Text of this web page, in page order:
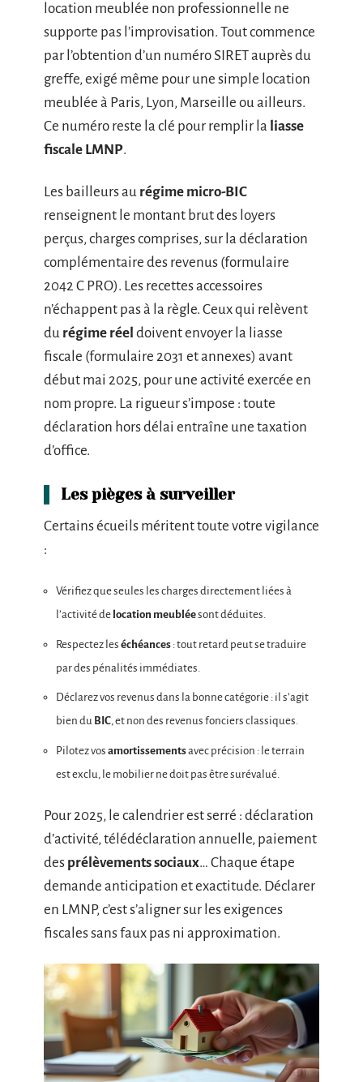
location meublée non professionnelle ne
supporte pas l’improvisation. Tout commence
par l’obtention d’un numéro SIRET auprès du
greffe, exigé même pour une simple location
meublée à Paris, Lyon, Marseille ou ailleurs.
Ce numéro reste la clé pour remplir la liasse
fiscale LMNP.
Les bailleurs au régime micro-BIC
renseignent le montant brut des loyers
perçus, charges comprises, sur la déclaration
complémentaire des revenus (formulaire
2042 C PRO). Les recettes accessoires
n’échappent pas à la règle. Ceux qui relèvent
du régime réel doivent envoyer la liasse
fiscale (formulaire 2031 et annexes) avant
début mai 2025, pour une activité exercée en
nom propre. La rigueur s’impose : toute
déclaration hors délai entraîne une taxation
d’office.
Les pièges à surveiller
Certains écueils méritent toute votre vigilance
:
Vérifiez que seules les charges directement liées à
l’activité de location meubléesont déduites.
Respectez les échéances : tout retard peut se traduire
par des pénalités immédiates.
Déclarez vos revenus dans la bonne catégorie : il s’agit
bien du BIC, et non des revenus fonciers classiques.
Pilotez vos amortissementsavec précision : le terrain
est exclu, le mobilier ne doit pas être surévalué.
Pour 2025, le calendrier est serré : déclaration
d’activité, télédéclaration annuelle, paiement
des prélèvements sociaux… Chaque étape
demande anticipation et exactitude. Déclarer
en LMNP, c’est s’aligner sur les exigences
fiscales sans faux pas ni approximation.